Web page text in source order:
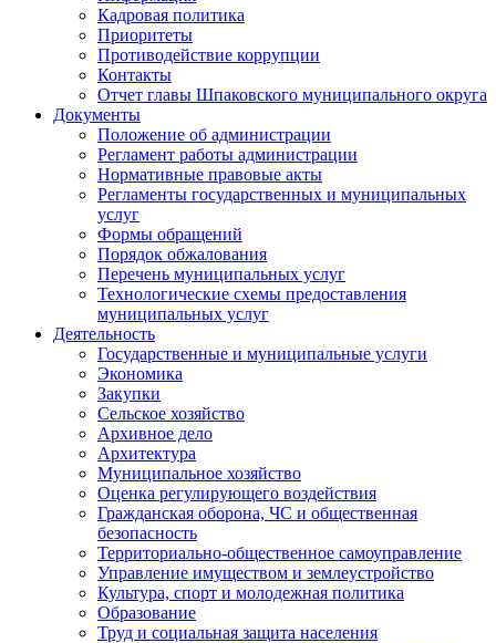
Кадровая политика
Приоритеты
Противодействие коррупции
Контакты
Отчет главы Шпаковского муниципального округа
Документы
Положение об администрации
Регламент работы администрации
Нормативные правовые акты
Регламенты государственных и муниципальных
услуг
Формы обращений
Порядок обжалования
Перечень муниципальных услуг
Технологические схемы предоставления
муниципальных услуг
Деятельность
Государственные и муниципальные услуги
Экономика
Закупки
Сельское хозяйство
Архивное дело
Архитектура
Муниципальное хозяйство
Оценка регулирующего воздействия
Гражданская оборона, ЧС и общественная
безопасность
Территориально-общественное самоуправление
Управление имуществом и землеустройство
Культура, спорт и молодежная политика
Образование
Труд и социальная защита населения